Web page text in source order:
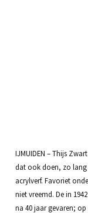
IJMUIDEN – Thijs
dat ook doen, zo lang
acrylverf. Favoriet
niet vreemd. De in
na 40 jaar gevaren;